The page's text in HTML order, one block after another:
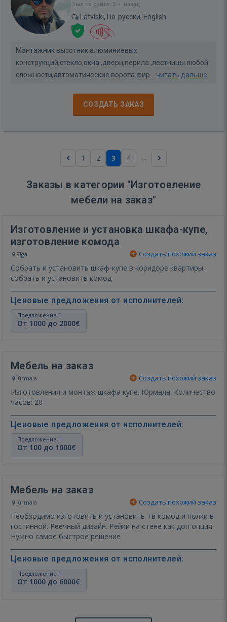
Был на сайте: 5 ч. назад
Latviski, По-русски, English
Мантажник высотник алюминиевых
конструкций,стекло,окна ,двери,перила ,лестницы любой
сложности,автоматические ворота фир... читать дальше
СОЗДАТЬ ЗАКАЗ
1 2 3 4 ...
Заказы в категории "Изготовление
мебели на заказ"
Изготовление и установка шкафа-купе,
изготовление комода
Rīga Создать похожий заказ
Собрать и установить шкаф-купе в коридоре квартиры,
собрать и установить комод
Ценовые предложения от исполнителей:
Предложение 1
От 1000 до 2000€
Мебель на заказ
Jūrmala Создать похожий заказ
Изготовления и монтаж шкафа купе. Юрмала. Количество
часов: 20
Ценовые предложения от исполнителей:
Предложение 1
От 100 до 1000€
Мебель на заказ
Jūrmala Создать похожий заказ
Необходимо изготовить и установить Тв комод и полки в
гостинной. Реечный дизайн. Рейки на стене как доп опция.
Нужно самое быстрое решение
Ценовые предложения от исполнителей:
Предложение 1
От 1000 до 6000€